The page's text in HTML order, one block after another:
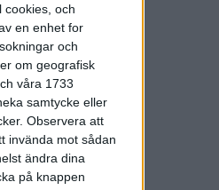
cookies, och
en enhet for
och
om geografisk
våra 1733
samtycke eller
Observera att
invända mot sådan
ändra dina
på knappen